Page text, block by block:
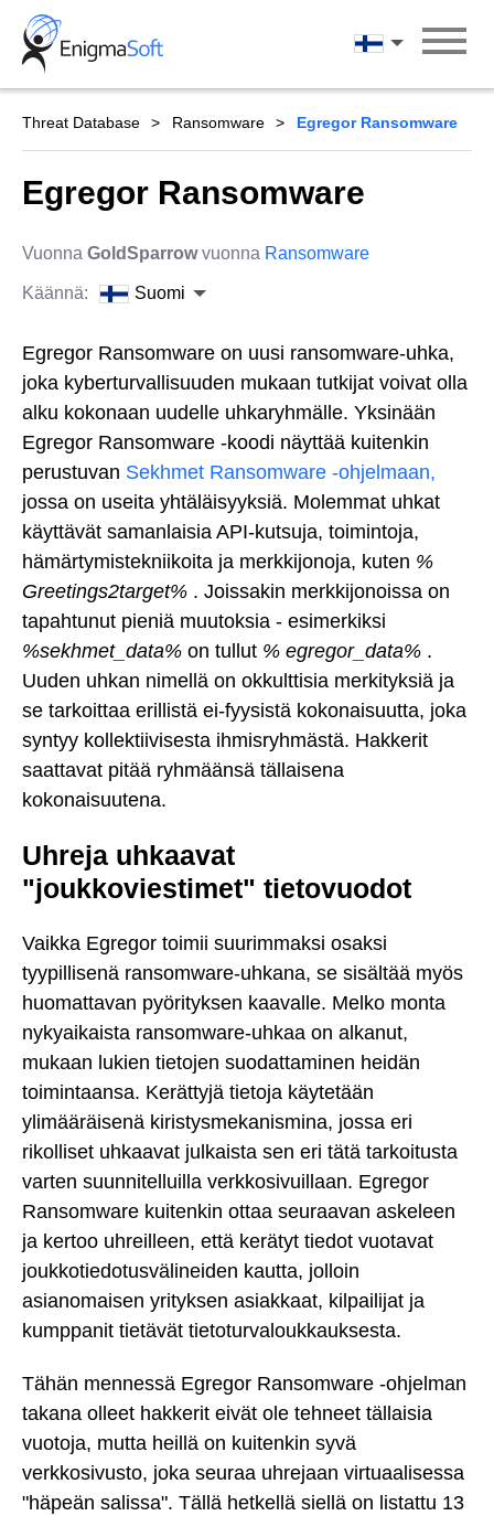
Skip
content
Suomi
Threat Database Ransomware Egregor Ransomware
Egregor Ransomware
Vuonna GoldSparrowvuonna Ransomware
Käännä: Suomi
Egregor Ransomware on uusi ransomware-uhka,
joka kyberturvallisuuden mukaan tutkijat voivat olla
alku kokonaan uudelle uhkaryhmälle. Yksinään
Egregor Ransomware -koodi näyttää kuitenkin
perustuvan Sekhmet Ransomware -ohjelmaan,
jossa on useita yhtäläisyyksiä. Molemmat uhkat
käyttävät samanlaisia API-kutsuja, toimintoja,
hämärtymistekniikoita ja merkkijonoja, kuten %
Greetings2target% . Joissakin merkkijonoissa on
tapahtunut pieniä muutoksia - esimerkiksi
%sekhmet_data% on tullut % egregor_data% .
Uuden uhkan nimellä on okkulttisia merkityksiä ja
se tarkoittaa erillistä ei-fyysistä kokonaisuutta, joka
syntyy kollektiivisesta ihmisryhmästä. Hakkerit
saattavat pitää ryhmäänsä tällaisena
kokonaisuutena.
Uhreja uhkaavat
"joukkoviestimet" tietovuodot
Vaikka Egregor toimii suurimmaksi osaksi
tyypillisenä ransomware-uhkana, se sisältää myös
huomattavan pyörityksen kaavalle. Melko monta
nykyaikaista ransomware-uhkaa on alkanut,
mukaan lukien tietojen suodattaminen heidän
toimintaansa. Kerättyjä tietoja käytetään
ylimääräisenä kiristysmekanismina, jossa eri
rikolliset uhkaavat julkaista sen eri tätä tarkoitusta
varten suunnitelluilla verkkosivuillaan. Egregor
Ransomware kuitenkin ottaa seuraavan askeleen
ja kertoo uhreilleen, että kerätyt tiedot vuotavat
joukkotiedotusvälineiden kautta, jolloin
asianomaisen yrityksen asiakkaat, kilpailijat ja
kumppanit tietävät tietoturvaloukkauksesta.
Tähän mennessä Egregor Ransomware -ohjelman
takana olleet hakkerit eivät ole tehneet tällaisia
vuotoja, mutta heillä on kuitenkin syvä
verkkosivusto, joka seuraa uhrejaan virtuaalisessa
"häpeän salissa". Tällä hetkellä siellä on listattu 13